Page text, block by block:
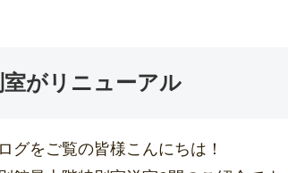
がリニューアル
グをご覧の皆様こんにちは！